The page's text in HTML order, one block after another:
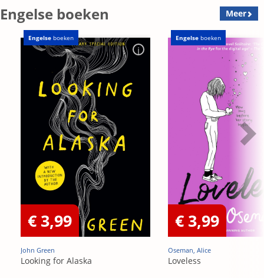
Engelse boeken Meer
Engelse boeken
€ 3,99
John Green
Looking for Alaska
Engelse boeken
€ 3,99
Oseman, Alice
Loveless